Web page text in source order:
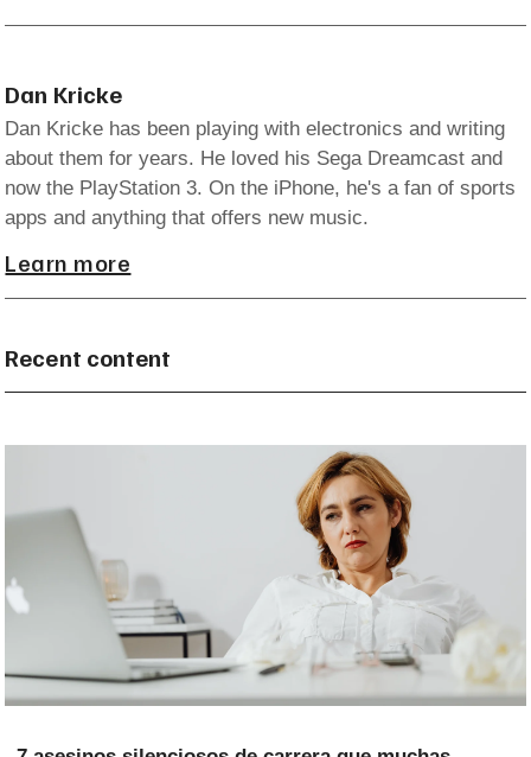
Dan Kricke
Dan Kricke has been playing with electronics and writing
about them for years. He loved his Sega Dreamcast and
now the PlayStation 3. On the iPhone, he's a fan of sports
apps and anything that offers new music.
Learn more
Recent content